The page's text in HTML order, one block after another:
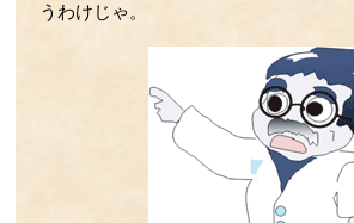
第46回 腸の中のLPSの話
第45回 サーカディアンリズムの話
第44回 お酒とマイクログリアの話
第43回 LPS受容体TLR4の話
第42回 動脈硬化の話
第41回 心臓と腎臓の関係の話
うわけじゃ。